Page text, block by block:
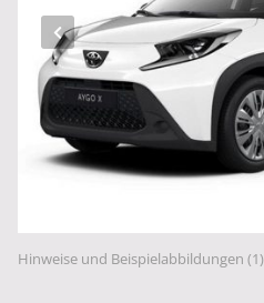
Hinweise und Beispielabbildungen (1)